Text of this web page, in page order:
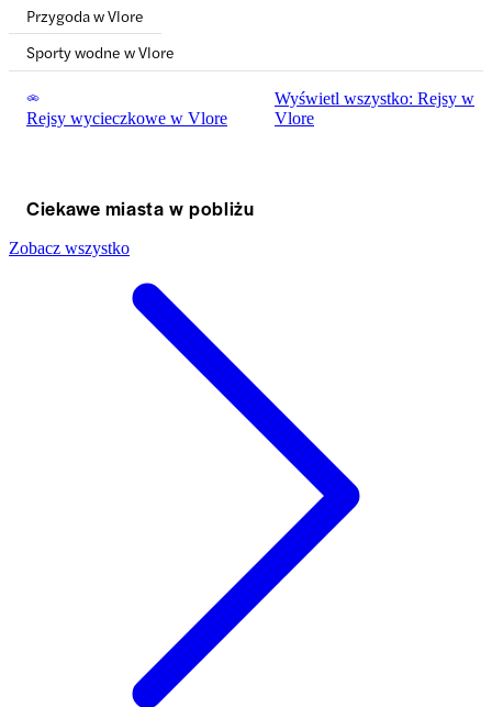
Przygoda w Vlore
Sporty wodne w Vlore
Rejsy wycieczkowe w Vlore
Wyświetl wszystko: Rejsy w
Vlore
Ciekawe miasta w pobliżu
Zobacz wszystko